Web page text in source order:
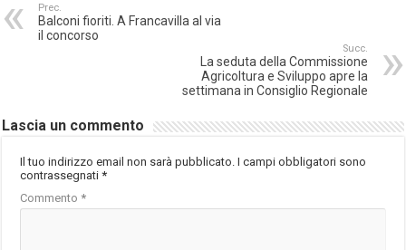
Prec.
Balconi fioriti. A Francavilla al via
il concorso
Succ.
La seduta della Commissione
Agricoltura e Sviluppo apre la
settimana in Consiglio Regionale
Lascia un commento
Il tuo indirizzo email non sarà pubblicato. I campi obbligatori sono
contrassegnati*
Commento*